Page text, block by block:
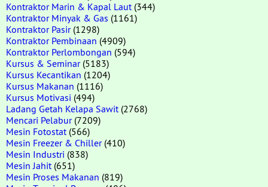
Kontraktor Marin & Kapal Laut (344)
Kontraktor Minyak & Gas (1161)
Kontraktor Pasir(1298)
Kontraktor Pembinaan (4909)
Kontraktor Perlombongan (594)
Kursus & Seminar(5183)
Kursus Kecantikan (1204)
Kursus Makanan (1116)
Kursus Motivasi (494)
Ladang Getah Kelapa Sawit (2768)
Mencari Pelabur(7209)
Mesin Fotostat (566)
Mesin Freezer & Chiller(410)
Mesin Industri (838)
Mesin Jahit (651)
Mesin Proses Makanan (819)